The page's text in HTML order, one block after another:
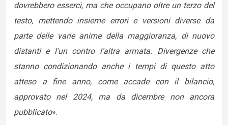
dovrebbero esserci, ma che occupano oltre un terzo del
testo, mettendo insieme errori e versioni diverse da
parte delle varie anime della maggioranza, di nuovo
distanti e l’un contro l’altra armata. Divergenze che
stanno condizionando anche i tempi di questo atto
atteso a fine anno, come accade con il bilancio,
approvato nel 2024, ma da dicembre non ancora
pubblicato».